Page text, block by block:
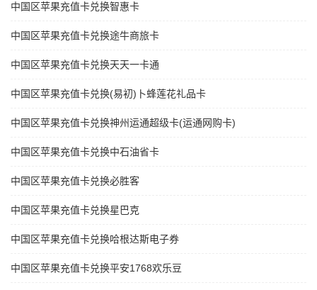
中国区苹果充值卡兑换智惠卡
中国区苹果充值卡兑换途牛商旅卡
中国区苹果充值卡兑换天天一卡通
中国区苹果充值卡兑换(易初)卜蜂莲花礼品卡
中国区苹果充值卡兑换神州运通超级卡(运通网购卡)
中国区苹果充值卡兑换中石油省卡
中国区苹果充值卡兑换必胜客
中国区苹果充值卡兑换星巴克
中国区苹果充值卡兑换哈根达斯电子券
中国区苹果充值卡兑换平安1768欢乐豆